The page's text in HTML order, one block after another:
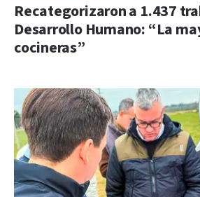
Recategorizaron a 1.437
Desarrollo Humano: “La
cocineras”